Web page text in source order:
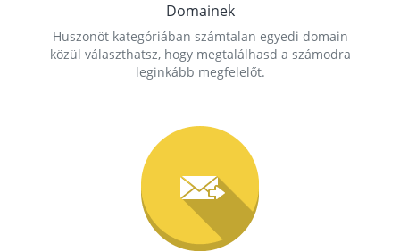
Domainek
Huszonöt kategóriában számtalan egyedi domain
közül választhatsz, hogy megtalálhasd a számodra
leginkább megfelelőt.